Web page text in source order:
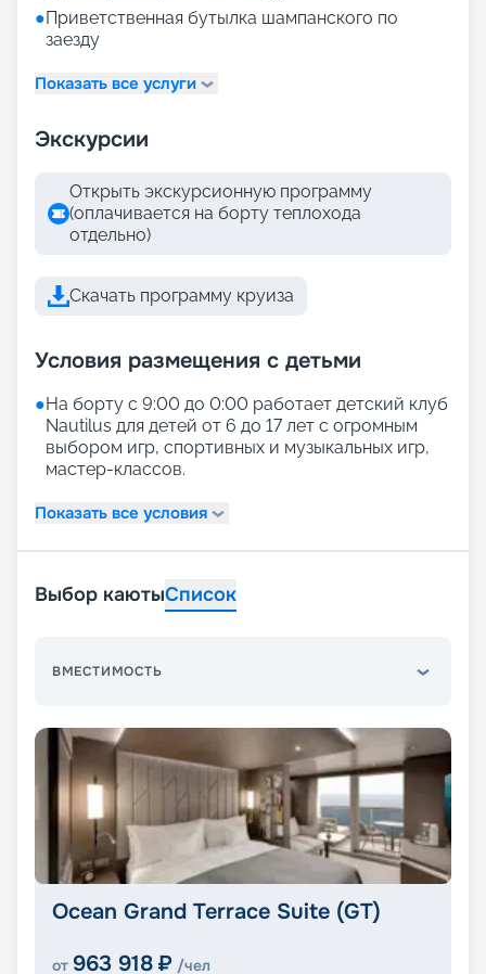
●Приветственная бутылка шампанского по
заезду
Показать все услуги
Экскурсии
Открыть экскурсионную программу
(оплачивается на борту теплохода
отдельно)
Скачать программу круиза
Условия размещения с детьми
●На борту с 9:00 до 0:00 работает детский клуб
Nautilus для детей от 6 до 17 лет с огромным
выбором игр, спортивных и музыкальных игр,
мастер-классов.
Показать все условия
Выбор каютыСписок
ВМЕСТИМОСТЬ
Ocean Grand Terrace Suite (GT)
от 963 918 ₽ /чел